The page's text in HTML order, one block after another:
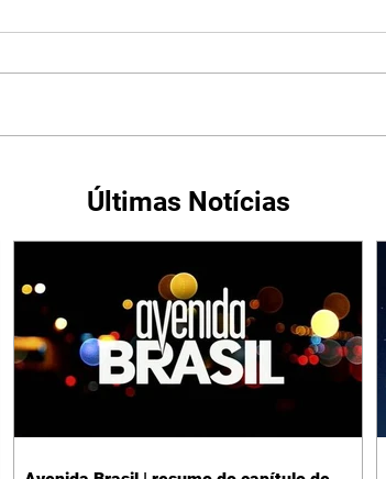
Últimas Notícias